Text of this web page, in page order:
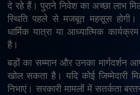
दे रहे हैं। पुराने निवेश का अच्छा लाभ
स्थिति पहले से मजबूत महसूस होगी।
धार्मिक यात्रा या आध्यात्मिक
है।
बड़ों का सम्मान और उनका मार्गदर्शन
खोल सकता है। यदि कोई जिम्मेदारी
निभाएं। सरकारी मामलों में सतर्कता